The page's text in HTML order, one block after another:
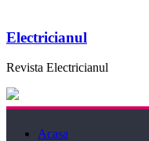
Electricianul
Revista Electricianul
Acasa